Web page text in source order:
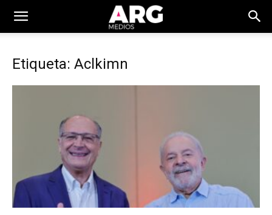
Etiqueta: Aclkimn